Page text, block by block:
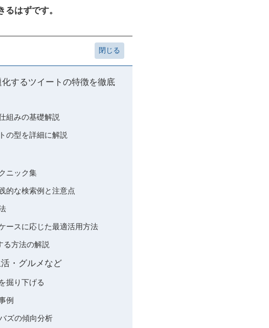
はずです。
するツイートの特徴を徹底
組みの基礎解説
の型を詳細に解説
ニック集
的な検索例と注意点
ースに応じた最適活用方法
る方法の解説
・グルメなど
掘り下げる
例
ズの傾向分析